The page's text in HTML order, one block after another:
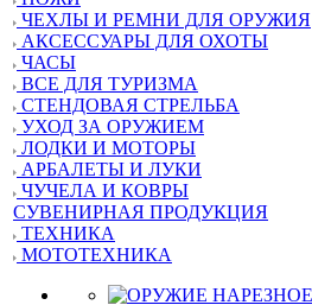
ЧЕХЛЫ И РЕМНИ ДЛЯ ОРУЖИЯ
АКСЕССУАРЫ ДЛЯ ОХОТЫ
ЧАСЫ
ВСЕ ДЛЯ ТУРИЗМА
СТЕНДОВАЯ СТРЕЛЬБА
УХОД ЗА ОРУЖИЕМ
ЛОДКИ И МОТОРЫ
АРБАЛЕТЫ И ЛУКИ
ЧУЧЕЛА И КОВРЫ
СУВЕНИРНАЯ ПРОДУКЦИЯ
ТЕХНИКА
МОТОТЕХНИКА